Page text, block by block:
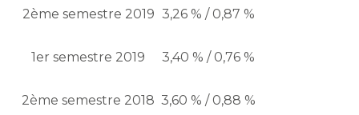
2ème semestre 2019 3,26 % / 0,87 %
1er semestre 2019 3,40 % / 0,76 %
2ème semestre 2018 3,60 % / 0,88 %